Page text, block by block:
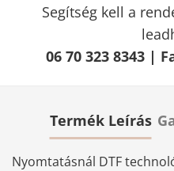
Segítség kell a
06 70 323 8343 |
Termék Leírás
Nyomtatásnál DTF